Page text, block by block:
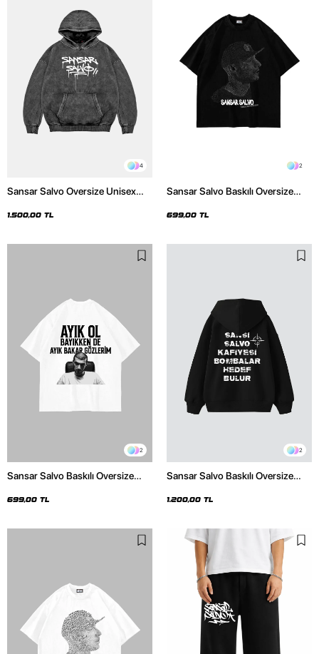
4
Sansar Salvo Oversize Unisex
1.500,00 TL
2
Sansar Salvo Baskılı Oversize
699,00 TL
2
Sansar Salvo Baskılı Oversize
699,00 TL
2
Sansar Salvo Baskılı Oversize
1.200,00 TL